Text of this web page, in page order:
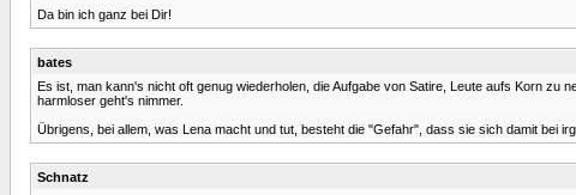
Da bin ich ganz bei Dir!
bates
Es ist, man kann's nicht oft genug wiederholen, die Aufgabe von Satire, Leute aufs Korn zu
harmloser geht's nimmer.
Übrigens, bei allem, was Lena macht und tut, besteht die "Gefahr", dass sie sich damit bei
Schnatz